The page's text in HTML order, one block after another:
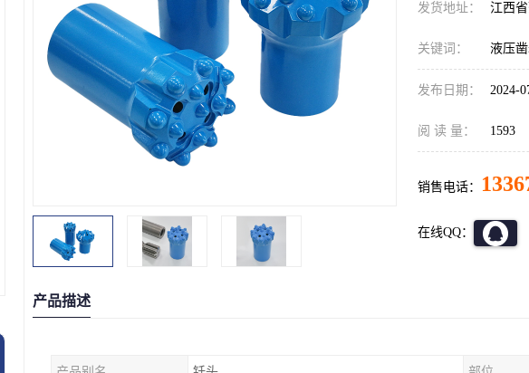
发货地址： 江西
关键词： 液压
发布日期： 2024-
阅 读 量： 1593
销售电话：
在线QQ：
产品描述